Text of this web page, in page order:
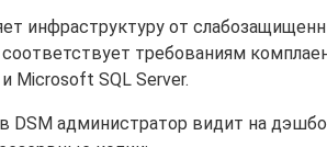
инфраструктуру от
требованиям
Microsoft SQL Server.
DSM администратор видит на